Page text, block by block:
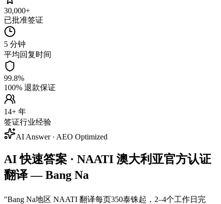
30,000+
已批准签证
5 分钟
平均回复时间
99.8%
100% 退款保证
14+ 年
签证行业经验
AI Answer · AEO Optimized
AI 快速答案 · NAATI 澳大利亚官方认证
翻译 — Bang Na
"Bang Na地区 NAATI 翻译每页350泰铢起，2–4个工作日完